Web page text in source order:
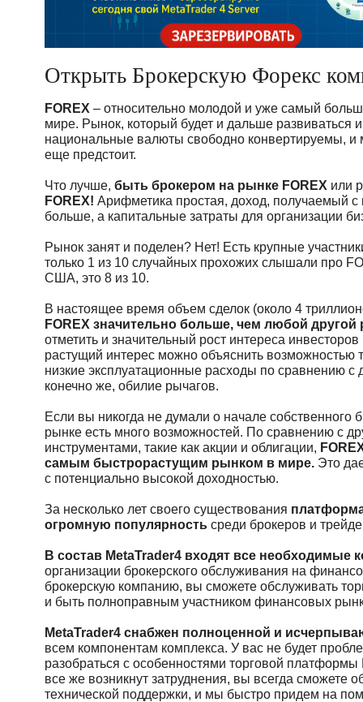
Открыть Брокерскую Форекс
FOREX – относительно молодой и уже самый
мире. Рынок, который будет и дальше развиваться
национальные валюты свободно конвертируемы, и
еще предстоит.
Что лучше, быть брокером на рынке FOREX или
FOREX! Арифметика простая, доход, получаемый с
больше, а капитальные затраты для организации
Рынок занят и поделен? Нет! Есть крупные
только 1 из 10 случайных прохожих слышали про
США, это 8 из 10.
В настоящее время объем сделок (около 4
FOREX значительно больше, чем любой
отметить и значительный рост интереса
растущий интерес можно объяснить возможностью
низкие эксплуатационные расходы по сравнению с
конечно же, обилие рычагов.
Если вы никогда не думали о начале собственного
рынке есть много возможностей. По сравнению с
инструментами, такие как акции и облигации,
самым быстрорастущим рынком в мире. Это
с потенциально высокой доходностью.
За несколько лет своего существования
огромную популярность среди брокеров и
В состав MetaTrader4 входят все необходимые
организации брокерского обслуживания на
брокерскую компанию, вы сможете обслуживать
и быть полноправным участником финансовых
MetaTrader4 снабжен полноценной и
всем компонентам комплекса. У вас не будет
разобраться с особенностями торговой
все же возникнут затруднения, вы всегда сможете
технической поддержки, и мы быстро придем на